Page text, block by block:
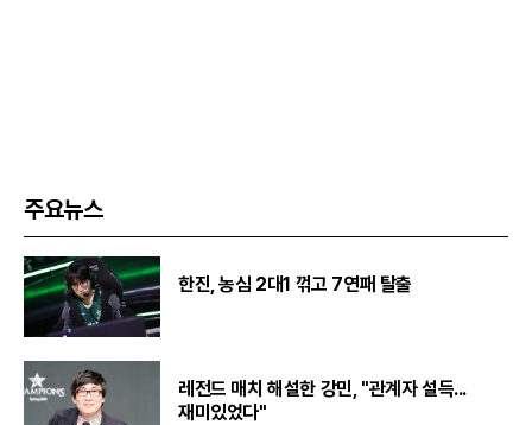
주요뉴스
한진, 농심 2대1 꺾고 7연패 탈출
레전드 매치 해설한 강민, "관계자 설득...
재미있었다"